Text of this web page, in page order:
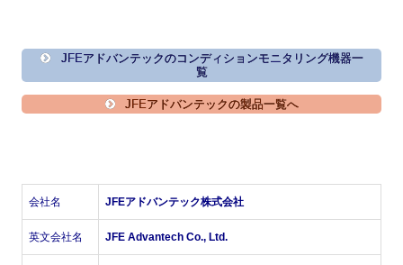
JFEアドバンテックのコンディションモニタリング機器一
覧
JFEアドバンテックの製品一覧へ
会社名 JFEアドバンテック株式会社
英文会社名 JFE Advantech Co., Ltd.